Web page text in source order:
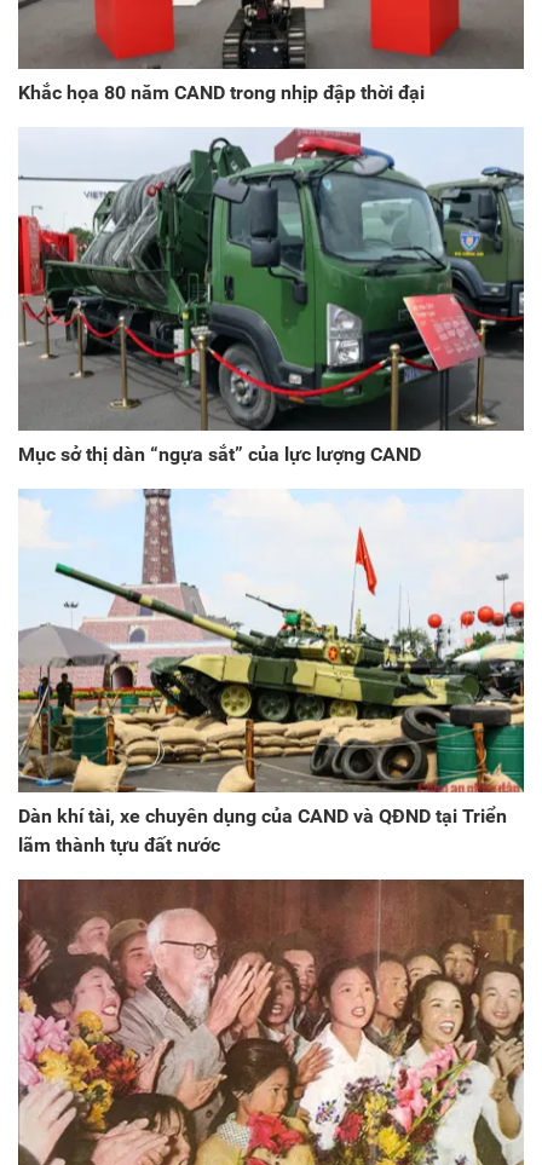
Khắc họa 80 năm CAND trong nhịp đập thời đại
Mục sở thị dàn “ngựa sắt” của lực lượng CAND
Dàn khí tài, xe chuyên dụng của CAND và QĐND tại Triển
lãm thành tựu đất nước